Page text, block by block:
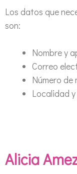
Los datos que
son:
Nombre y
Correo
Número de
Localidad
Alicia